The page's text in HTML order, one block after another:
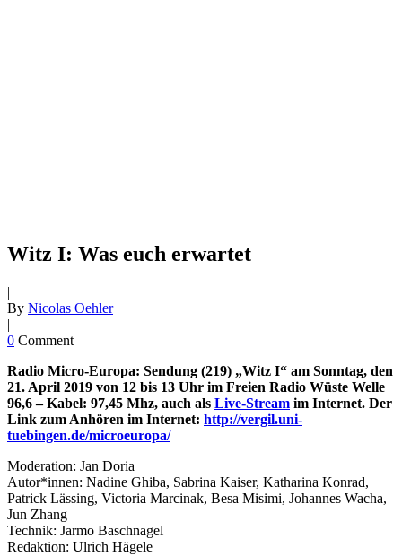
Witz I: Was euch erwartet
|
By Nicolas Oehler
|
0 Comment
Radio Micro-Europa: Sendung (219) „Witz I“ am Sonntag, den
21. April 2019 von 12 bis 13 Uhr im Freien Radio Wüste Welle
96,6 – Kabel: 97,45 Mhz, auch als Live-Stream im Internet. Der
Link zum Anhören im Internet: http://vergil.uni-
tuebingen.de/microeuropa/
Moderation: Jan Doria
Autor*innen: Nadine Ghiba, Sabrina Kaiser, Katharina Konrad,
Patrick Lässing, Victoria Marcinak, Besa Misimi, Johannes Wacha,
Jun Zhang
Technik: Jarmo Baschnagel
Redaktion: Ulrich Hägele